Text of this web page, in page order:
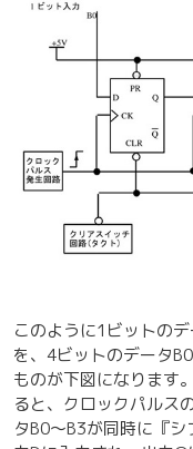
このように1ビットの
を、4ビットのデータ
ものが下図になります
ると、クロックパルス
タB0～B3が同時に『